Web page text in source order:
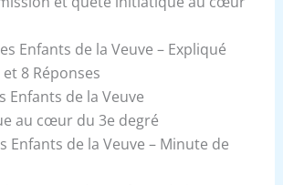
Enfants de la Veuve – Expliqué
8 Réponses
Enfants de la Veuve
au cœur du 3e degré
Enfants de la Veuve – Minute de